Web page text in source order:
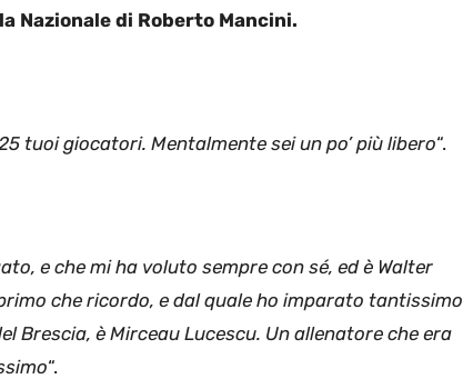
Nazionale di Roberto Mancini.
tuoi giocatori. Mentalmente sei un po’ più libero“.
e che mi ha voluto sempre con sé, ed è Walter
che ricordo, e dal quale ho imparato tantissimo
Brescia, è Mirceau Lucescu. Un allenatore che era
“.